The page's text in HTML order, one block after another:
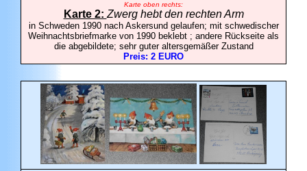
Karte oben rechts:
Karte 2: Zwerg hebt den rechten Arm
in Schweden 1990 nach Askersund gelaufen; mit schwedischer
Weihnachtsbriefmarke von 1990 beklebt ; andere Rückseite als
die abgebildete; sehr guter altersgemäßer Zustand
Preis: 2 EURO